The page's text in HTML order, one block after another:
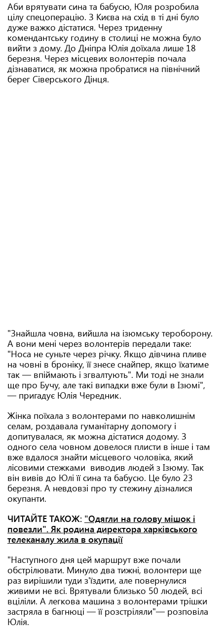
Аби врятувати сина та бабусю, Юля розробила
цілу спецоперацію. З Києва на схід в ті дні було
дуже важко дістатися. Через триденну
комендантську годину в столиці не можна було
вийти з дому. До Дніпра Юлія доїхала лише 18
березня. Через місцевих волонтерів почала
дізнаватися, як можна пробратися на північний
берег Сіверського Дінця.
"Знайшла човна, вийшла на ізюмську тероборону.
А вони мені через волонтерів передали таке:
"Носа не суньте через річку. Якщо дівчина пливе
на човні в броніку, її знесе снайпер, якщо їхатиме
так — впіймають і згвалтують". Ми тоді не знали
ще про Бучу, але такі випадки вже були в Ізюмі",
— пригадує Юлія Чередник.
Жінка поїхала з волонтерами по навколишнім
селам, роздавала гуманітарну допомогу і
допитувалася, як можна дістатися додому. З
одного села човном довелося плисти в інше і там
вже вдалося знайти місцевого чоловіка, який
лісовими стежками виводив людей з Ізюму. Так
він вивів до Юлі її сина та бабусю. Це було 23
березня. А невдовзі про ту стежину дізналися
окупанти.
ЧИТАЙТЕ ТАКОЖ: "Одягли на голову мішок і
повезли". Як родина директора харківського
телеканалу жила в окупації
"Наступного дня цей маршрут вже почали
обстрілювати. Минуло два тижні, волонтери ще
раз вирішили туди з'їздити, але повернулися
живими не всі. Врятували близько 50 людей, всі
вціліли. А легкова машина з волонтерами трішки
застряла в багнюці — її розстріляли"— розповіла
Юлія.